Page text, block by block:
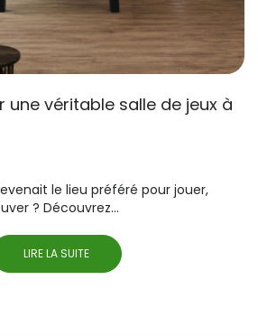
une véritable salle de jeux à
le lieu préféré pour jouer,
? Découvrez...
LIRE LA SUITE